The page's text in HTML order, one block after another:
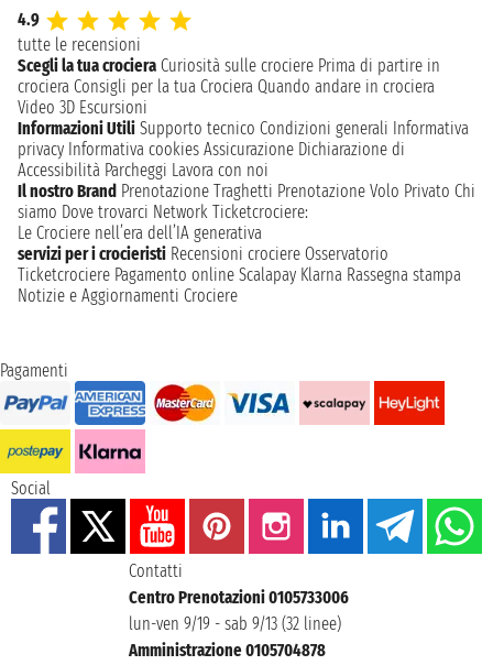
4.9
tutte le recensioni
Scegli la tua crociera Curiosità sulle crociere Prima di partire in
crociera Consigli per la tua Crociera Quando andare in crociera
Video 3D Escursioni
Informazioni Utili Supporto tecnico Condizioni generali Informativa
privacy Informativa cookies Assicurazione Dichiarazione di
Accessibilità Parcheggi Lavora con noi
Il nostro Brand Prenotazione Traghetti Prenotazione Volo Privato Chi
siamo Dove trovarci Network Ticketcrociere:
Le Crociere nell’era dell’IA generativa
servizi per i crocieristi Recensioni crociere Osservatorio
Ticketcrociere Pagamento online Scalapay Klarna Rassegna stampa
Notizie e Aggiornamenti Crociere
Pagamenti
Social
Contatti
Centro Prenotazioni 0105733006
lun-ven 9/19 - sab 9/13 (32 linee)
Amministrazione 0105704878